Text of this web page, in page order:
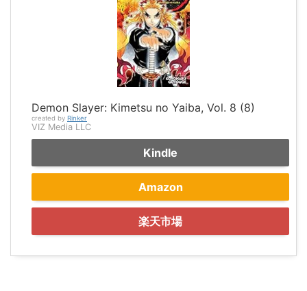
Demon Slayer: Kimetsu no Yaiba, Vol. 8 (8)
created by Rinker
VIZ Media LLC
Kindle
Amazon
楽天市場